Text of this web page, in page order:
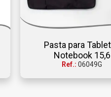
Pasta para
Notebook 15,6
Ref.: 06049G